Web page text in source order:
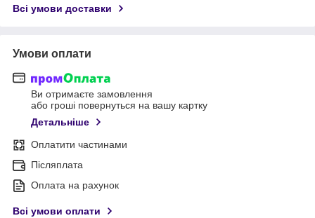
Всі умови доставки
Умови оплати
Ви отримаєте замовлення
або гроші повернуться на вашу картку
Детальніше
Оплатити частинами
Післяплата
Оплата на рахунок
Всі умови оплати